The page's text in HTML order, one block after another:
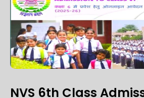
NVS 6th Class